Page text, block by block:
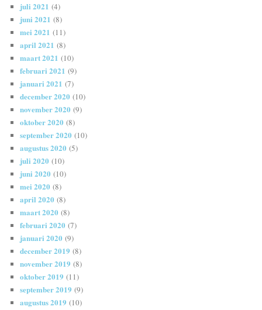
juli 2021 (4)
juni 2021 (8)
mei 2021 (11)
april 2021 (8)
maart 2021 (10)
februari 2021 (9)
januari 2021 (7)
december 2020 (10)
november 2020 (9)
oktober 2020 (8)
september 2020 (10)
augustus 2020 (5)
juli 2020 (10)
juni 2020 (10)
mei 2020 (8)
april 2020 (8)
maart 2020 (8)
februari 2020 (7)
januari 2020 (9)
december 2019 (8)
november 2019 (8)
oktober 2019 (11)
september 2019 (9)
augustus 2019 (10)